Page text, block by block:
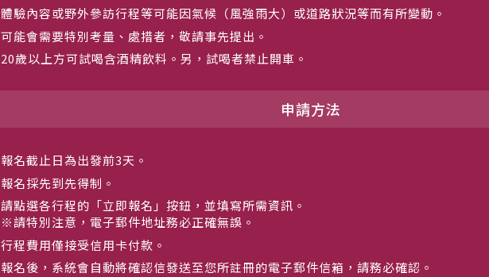
體驗內容或野外參訪行程等可能因氣候（風強雨大）或道路狀況等而有所變動。
可能會需要特別考量、處措者，敬請事先提出。
20歲以上方可試喝含酒精飲料。另，試喝者禁止開車。
申請方法
報名截止日為出發前3天。
報名採先到先得制。
請點選各行程的「立即報名」按鈕，並填寫所需資訊。
※請特別注意，電子郵件地址務必正確無誤。
行程費用僅接受信用卡付款。
報名後，系統會自動將確認信發送至您所註冊的電子郵件信箱，請務必確認。